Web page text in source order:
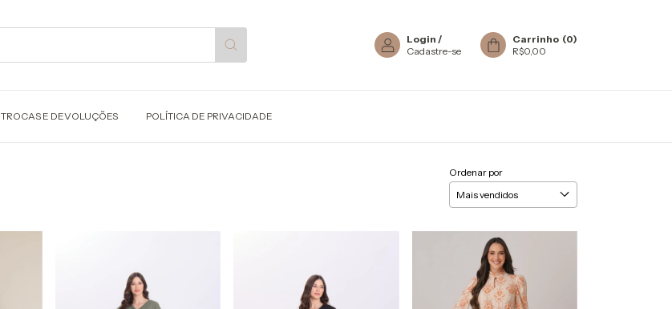
Login /
Cadastre-se
Carrinho (0)
R$0,00
TROCAS E DEVOLUÇÕES POLÍTICA DE PRIVACIDADE
Ordenar por